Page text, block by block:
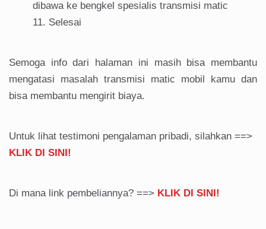
dibawa ke bengkel spesialis transmisi matic
Selesai
Semoga info dari halaman ini masih bisa membantu
mengatasi masalah transmisi matic mobil kamu dan
bisa membantu mengirit biaya.
Untuk lihat testimoni pengalaman pribadi, silahkan ==>
KLIK DI SINI!
Di mana link pembeliannya? ==> KLIK DI SINI!